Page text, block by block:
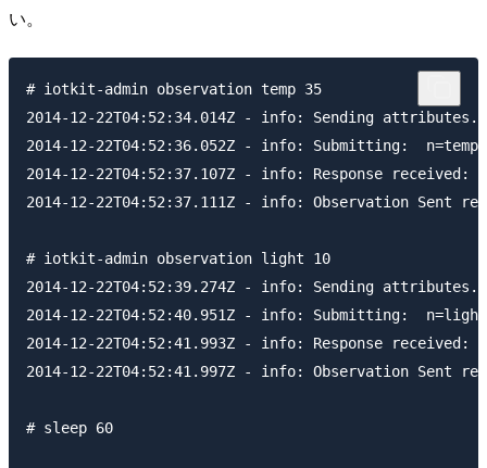
い。
# iotkit-admin observation temp 35
2014-12-22T04:52:34.014Z - info: Sending
2014-12-22T04:52:36.052Z - info: Submitting:
2014-12-22T04:52:37.107Z - info: Response received:
2014-12-22T04:52:37.111Z - info: Observation Sent
# iotkit-admin observation light 10
2014-12-22T04:52:39.274Z - info: Sending
2014-12-22T04:52:40.951Z - info: Submitting:
2014-12-22T04:52:41.993Z - info: Response received:
2014-12-22T04:52:41.997Z - info: Observation Sent
# sleep 60